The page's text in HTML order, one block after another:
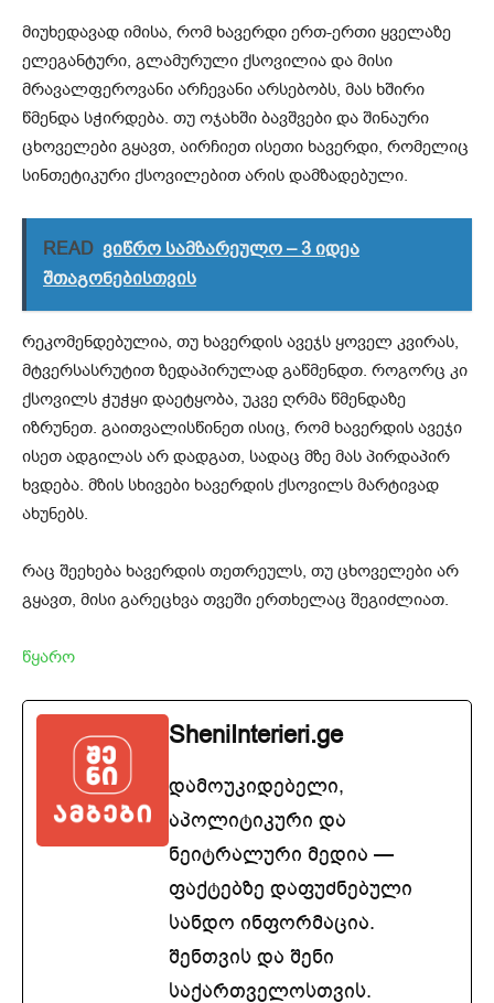
მიუხედავად იმისა, რომ ხავერდი ერთ-ერთი ყველაზე
ელეგანტური, გლამურული ქსოვილია და მისი
მრავალფეროვანი არჩევანი არსებობს, მას ხშირი
წმენდა სჭირდება. თუ ოჯახში ბავშვები და შინაური
ცხოველები გყავთ, აირჩიეთ ისეთი ხავერდი, რომელიც
სინთეტიკური ქსოვილებით არის დამზადებული.
READ ვიწრო სამზარეულო – 3 იდეა
შთაგონებისთვის
რეკომენდებულია, თუ ხავერდის ავეჯს ყოველ კვირას,
მტვერსასრუტით ზედაპირულად გაწმენდთ. როგორც კი
ქსოვილს ჭუჭყი დაეტყობა, უკვე ღრმა წმენდაზე
იზრუნეთ. გაითვალისწინეთ ისიც, რომ ხავერდის ავეჯი
ისეთ ადგილას არ დადგათ, სადაც მზე მას პირდაპირ
ხვდება. მზის სხივები ხავერდის ქსოვილს მარტივად
ახუნებს.
რაც შეეხება ხავერდის თეთრეულს, თუ ცხოველები არ
გყავთ, მისი გარეცხვა თვეში ერთხელაც შეგიძლიათ.
წყარო
SheniInterieri.ge
დამოუკიდებელი,
აპოლიტიკური და
ნეიტრალური მედია —
ფაქტებზე დაფუძნებული
სანდო ინფორმაცია.
შენთვის და შენი
საქართველოსთვის.